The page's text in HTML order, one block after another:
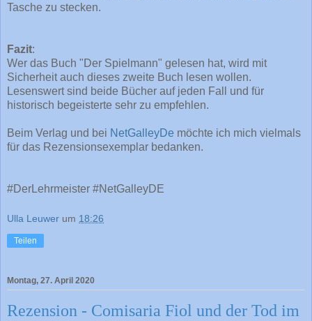
Tasche zu stecken.
Fazit:
Wer das Buch "Der Spielmann" gelesen hat, wird mit
Sicherheit auch dieses zweite Buch lesen wollen.
Lesenswert sind beide Bücher auf jeden Fall und für
historisch begeisterte sehr zu empfehlen.
Beim Verlag und bei NetGalleyDe möchte ich mich vielmals
für das Rezensionsexemplar bedanken.
#DerLehrmeister #NetGalleyDE
Ulla Leuwer um 18:26
Teilen
Montag, 27. April 2020
Rezension - Comisaria Fiol und der Tod im